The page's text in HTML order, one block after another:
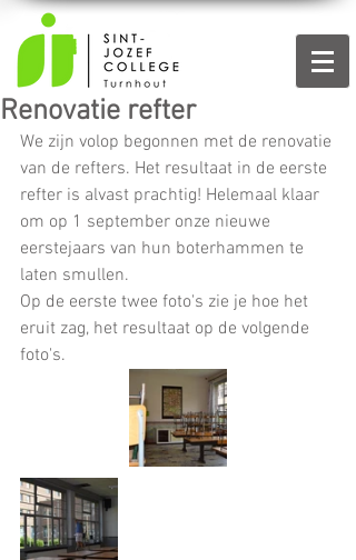
Renovatie refter
We zijn volop begonnen met de renovatie
van de refters. Het resultaat in de eerste
refter is alvast prachtig! Helemaal klaar
om op 1 september onze nieuwe
eerstejaars van hun boterhammen te
laten smullen.
Op de eerste twee foto's zie je hoe het
eruit zag, het resultaat op de volgende
foto's.